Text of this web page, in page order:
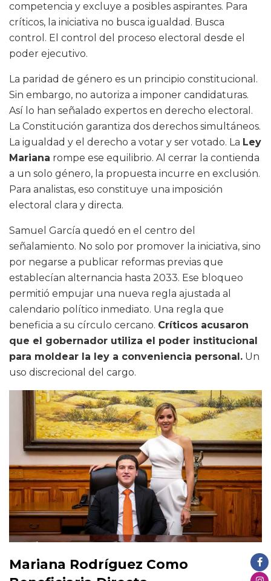
competencia y excluye a posibles aspirantes. Para
críticos, la iniciativa no busca igualdad. Busca
control. El control del proceso electoral desde el
poder ejecutivo.
La paridad de género es un principio constitucional.
Sin embargo, no autoriza a imponer candidaturas.
Así lo han señalado expertos en derecho electoral.
La Constitución garantiza dos derechos simultáneos.
La igualdad y el derecho a votar y ser votado. La Ley
Mariana rompe ese equilibrio. Al cerrar la contienda
a un solo género, la propuesta incurre en exclusión.
Para analistas, eso constituye una imposición
electoral clara y directa.
Samuel García quedó en el centro del
señalamiento. No solo por promover la iniciativa, sino
por negarse a publicar reformas previas que
establecían alternancia hasta 2033. Ese bloqueo
permitió empujar una nueva regla ajustada al
calendario político inmediato. Una regla que
beneficia a su círculo cercano. Críticos acusaron
que el gobernador utiliza el poder institucional
para moldear la ley a conveniencia personal. Un
uso discrecional del cargo.
Mariana Rodríguez Como